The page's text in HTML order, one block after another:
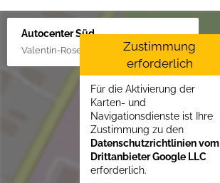
Autocenter Süd
Valentin-Rose-Str. 3, 16816 Neuruppin
Zustimmung
erforderlich
Für die Aktivierung der
Karten- und
Navigationsdienste ist Ihre
Zustimmung zu den
Datenschutzrichtlinien vom
Drittanbieter Google LLC
erforderlich.